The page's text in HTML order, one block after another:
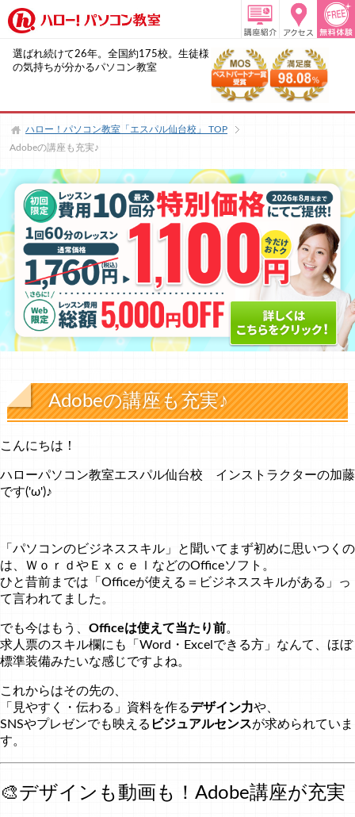
選ばれ続けて26年。全国約175校。生徒様
の気持ちが分かるパソコン教室
ハロー！パソコン教室「エスパル仙台校」
TOP
Adobeの講座も充実♪
Adobeの講座も充実♪
こんにちは！
ハローパソコン教室エスパル仙台校 インストラクターの加藤
です('ω')♪
「パソコンのビジネススキル」と聞いてまず初めに思いつくの
は、ＷｏｒｄやＥｘｃｅｌなどのOfficeソフト。
ひと昔前までは「Officeが使える＝ビジネススキルがある」っ
て言われてました。
でも今はもう、 Officeは使えて当たり前。
求人票のスキル欄にも「Word・Excelできる方」なんて、ほぼ
標準装備みたいな感じですよね。
これからはその先の、
「見やすく・伝わる」資料を作るデザイン力や、
SNSやプレゼンでも映える ビジュアルセンスが求められていま
す。
🎨デザインも動画も！Adobe講座が充実